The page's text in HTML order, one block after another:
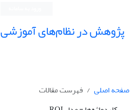
پژوهش در نظام‌های آموزشی
صفحه اصلی
فهرست مقالات